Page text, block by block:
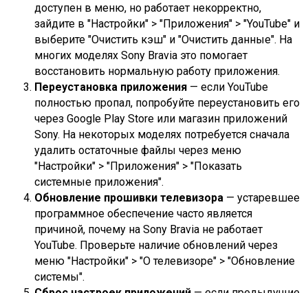
доступен в меню, но работает некорректно,
зайдите в "Настройки" > "Приложения" > "YouTube" и
выберите "Очистить кэш" и "Очистить данные". На
многих моделях Sony Bravia это помогает
восстановить нормальную работу приложения.
Переустановка приложения — если YouTube
полностью пропал, попробуйте переустановить его
через Google Play Store или магазин приложений
Sony. На некоторых моделях потребуется сначала
удалить остаточные файлы через меню
"Настройки" > "Приложения" > "Показать
системные приложения".
Обновление прошивки телевизора — устаревшее
программное обеспечение часто является
причиной, почему на Sony Bravia не работает
YouTube. Проверьте наличие обновлений через
меню "Настройки" > "О телевизоре" > "Обновление
системы".